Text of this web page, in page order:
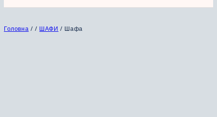
Головна / / ШАФИ / Шафа